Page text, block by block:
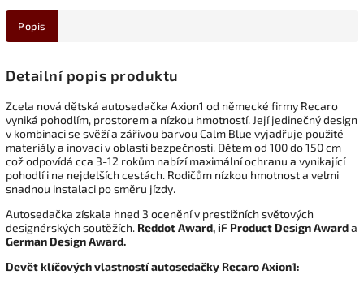
Popis
Detailní popis produktu
Zcela nová dětská autosedačka Axion1 od německé firmy Recaro
vyniká pohodlím, prostorem a nízkou hmotností. Její jedinečný design
v kombinaci se svěží a zářivou barvou Calm Blue vyjadřuje použité
materiály a inovaci v oblasti bezpečnosti. Dětem od 100 do 150 cm
což odpovídá cca 3-12 rokům nabízí maximální ochranu a vynikající
pohodlí i na nejdelších cestách. Rodičům nízkou hmotnost a velmi
snadnou instalaci po směru jízdy.
Autosedačka získala hned 3 ocenění v prestižních světových
designérských soutěžích. Reddot Award,iF Product Design Awarda
German Design Award.
Devět klíčových vlastností autosedačky Recaro Axion1: